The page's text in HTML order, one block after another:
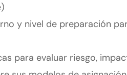
y nivel de preparación
para evaluar riesgo,